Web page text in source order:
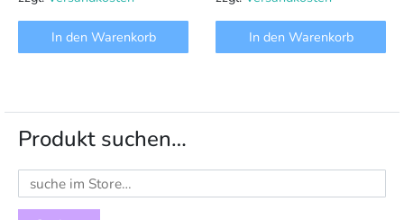
In den Warenkorb In den Warenkorb
Produkt suchen…
Suchen
nach: